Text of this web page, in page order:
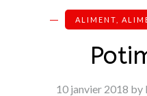
ALIMENT
10 janvier 2018 by